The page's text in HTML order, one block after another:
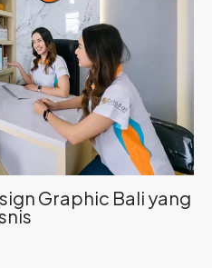
Graphic Bali yang